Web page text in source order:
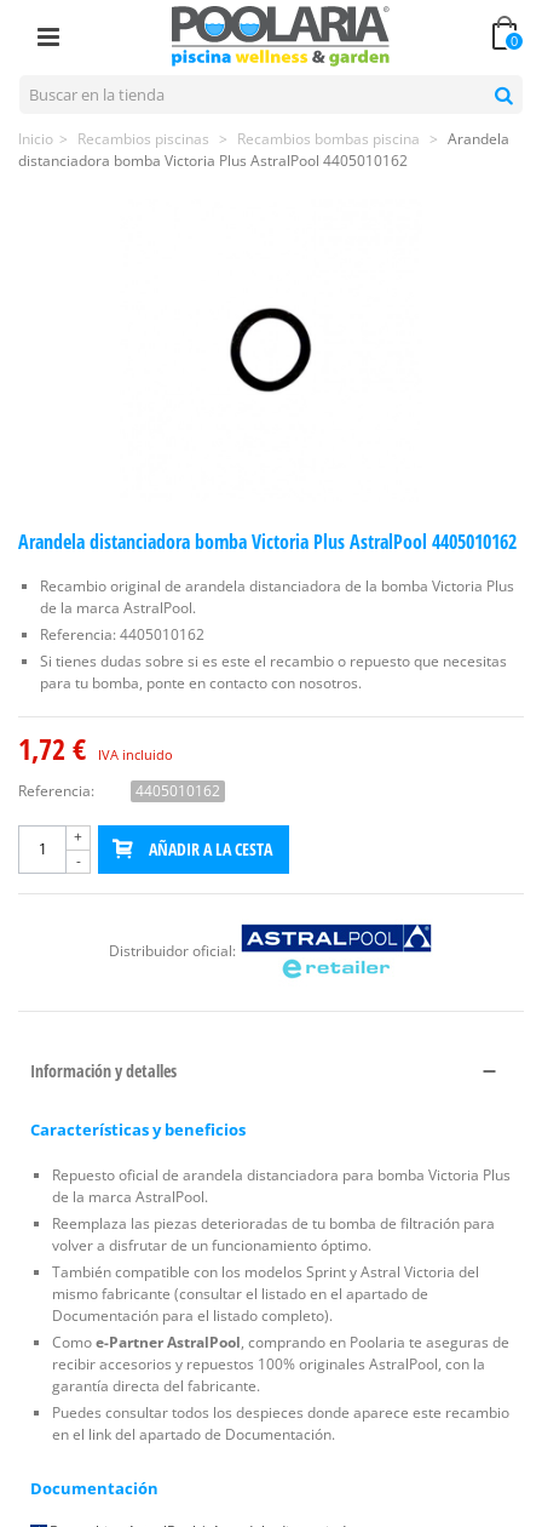
0
Inicio > Recambios piscinas > Recambios bombas piscina > Arandela
distanciadora bomba Victoria Plus AstralPool 4405010162
Arandela distanciadora bomba Victoria Plus AstralPool 4405010162
Recambio original de arandela distanciadora de la bomba Victoria Plus
de la marca AstralPool.
Referencia: 4405010162
Si tienes dudas sobre si es este el recambio o repuesto que necesitas
para tu bomba, ponte en contacto con nosotros.
1,72 € IVA incluido
Referencia: 4405010162
-
+
AÑADIR A LA CESTA
Distribuidor oficial:
Información y detalles
Características y beneficios
Repuesto oficial de arandela distanciadora para bomba Victoria Plus
de la marca AstralPool.
Reemplaza las piezas deterioradas de tu bomba de filtración para
volver a disfrutar de un funcionamiento óptimo.
También compatible con los modelos Sprint y Astral Victoria del
mismo fabricante (consultar el listado en el apartado de
Documentación para el listado completo).
Comoe-Partner AstralPool, comprando en Poolaria te aseguras de
recibir accesorios y repuestos 100% originales AstralPool, con la
garantía directa del fabricante.
Puedes consultar todos los despieces donde aparece este recambio
en el link del apartado de Documentación.
Documentación